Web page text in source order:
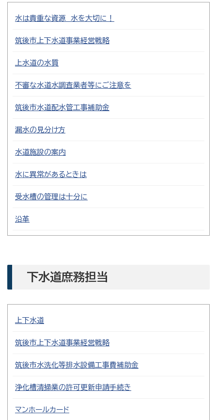
水は貴重な資源 水を大切に！
筑後市上下水道事業経営戦略
上水道の水質
不審な水道水調査業者等にご注意を
筑後市水道配水管工事補助金
漏水の見分け方
水道施設の案内
水に異常があるときは
受水槽の管理は十分に
沿革
下水道庶務担当
上下水道
筑後市上下水道事業経営戦略
筑後市水洗化等排水設備工事費補助金
浄化槽清掃業の許可更新申請手続き
マンホールカード